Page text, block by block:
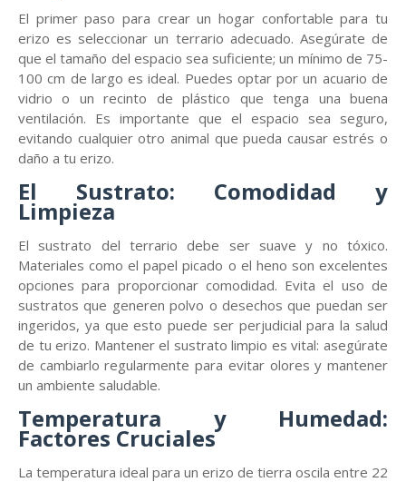
El primer paso para crear un hogar confortable para tu
erizo es seleccionar un terrario adecuado. Asegúrate de
que el tamaño del espacio sea suficiente; un mínimo de 75-
100 cm de largo es ideal. Puedes optar por un acuario de
vidrio o un recinto de plástico que tenga una buena
ventilación. Es importante que el espacio sea seguro,
evitando cualquier otro animal que pueda causar estrés o
daño a tu erizo.
El Sustrato: Comodidad y
Limpieza
El sustrato del terrario debe ser suave y no tóxico.
Materiales como el papel picado o el heno son excelentes
opciones para proporcionar comodidad. Evita el uso de
sustratos que generen polvo o desechos que puedan ser
ingeridos, ya que esto puede ser perjudicial para la salud
de tu erizo. Mantener el sustrato limpio es vital: asegúrate
de cambiarlo regularmente para evitar olores y mantener
un ambiente saludable.
Temperatura y Humedad:
Factores Cruciales
La temperatura ideal para un erizo de tierra oscila entre 22